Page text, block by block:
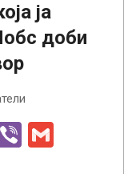
ја
доби
Viber